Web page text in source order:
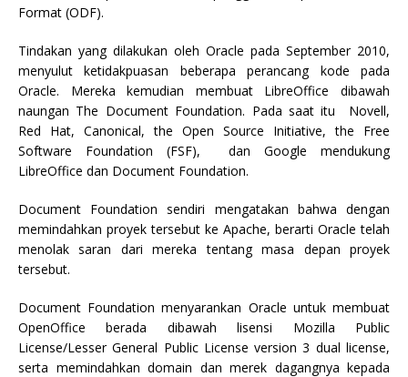
Format (ODF).
Tindakan yang dilakukan oleh Oracle pada September 2010,
menyulut ketidakpuasan beberapa perancang kode pada
Oracle. Mereka kemudian membuat LibreOffice dibawah
naungan The Document Foundation. Pada saat itu Novell,
Red Hat, Canonical, the Open Source Initiative, the Free
Software Foundation (FSF), dan Google mendukung
LibreOffice dan Document Foundation.
Document Foundation sendiri mengatakan bahwa dengan
memindahkan proyek tersebut ke Apache, berarti Oracle telah
menolak saran dari mereka tentang masa depan proyek
tersebut.
Document Foundation menyarankan Oracle untuk membuat
OpenOffice berada dibawah lisensi Mozilla Public
License/Lesser General Public License version 3 dual license,
serta memindahkan domain dan merek dagangnya kepada